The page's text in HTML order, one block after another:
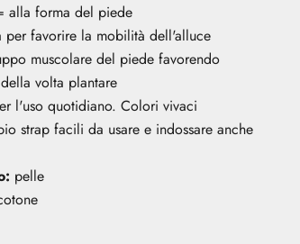
alla forma del piede
per favorire la mobilità dell'alluce
muscolare del piede favorendo
volta plantare
l'uso quotidiano. Colori vivaci
strap facili da usare e indossare anche
pelle